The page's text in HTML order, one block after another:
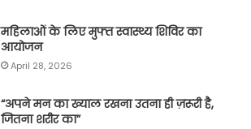
महिलाओं के लिए मुफ्त स्वास्थ्य शिविर का
आयोजन
April 28, 2026
“अपने मन का ख्याल रखना उतना ही ज़रूरी है,
जितना शरीर का”